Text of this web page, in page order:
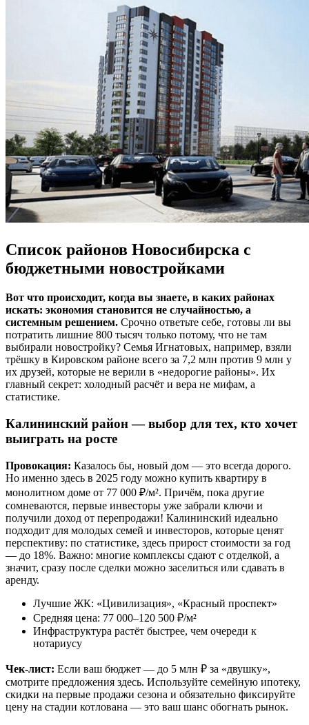
Список районов Новосибирска с
бюджетными новостройками
Вот что происходит, когда вы знаете, в каких районах
искать: экономия становится не случайностью, а
системным решением. Срочно ответьте себе, готовы ли вы
потратить лишние 800 тысяч только потому, что не там
выбирали новостройку? Семья Игнатовых, например, взяли
трёшку в Кировском районе всего за 7,2 млн против 9 млн у
их друзей, которые не верили в «недорогие районы». Их
главный секрет: холодный расчёт и вера не мифам, а
статистике.
Калининский район — выбор для тех, кто хочет
выиграть на росте
Провокация: Казалось бы, новый дом — это всегда дорого.
Но именно здесь в 2025 году можно купить квартиру в
монолитном доме от 77 000 ₽/м². Причём, пока другие
сомневаются, первые инвесторы уже забрали ключи и
получили доход от перепродажи! Калининский идеально
подходит для молодых семей и инвесторов, которые ценят
перспективу: по статистике, здесь прирост стоимости за год
— до 18%. Важно: многие комплексы сдают с отделкой, а
значит, сразу после сделки можно заселиться или сдавать в
аренду.
Лучшие ЖК: «Цивилизация», «Красный проспект»
Средняя цена: 77 000–120 500 ₽/м²
Инфраструктура растёт быстрее, чем очереди к
нотариусу
Чек-лист: Если ваш бюджет — до 5 млн ₽ за «двушку»,
смотрите предложения здесь. Используйте семейную ипотеку,
скидки на первые продажи сезона и обязательно фиксируйте
цену на стадии котлована — это ваш шанс обогнать рынок.